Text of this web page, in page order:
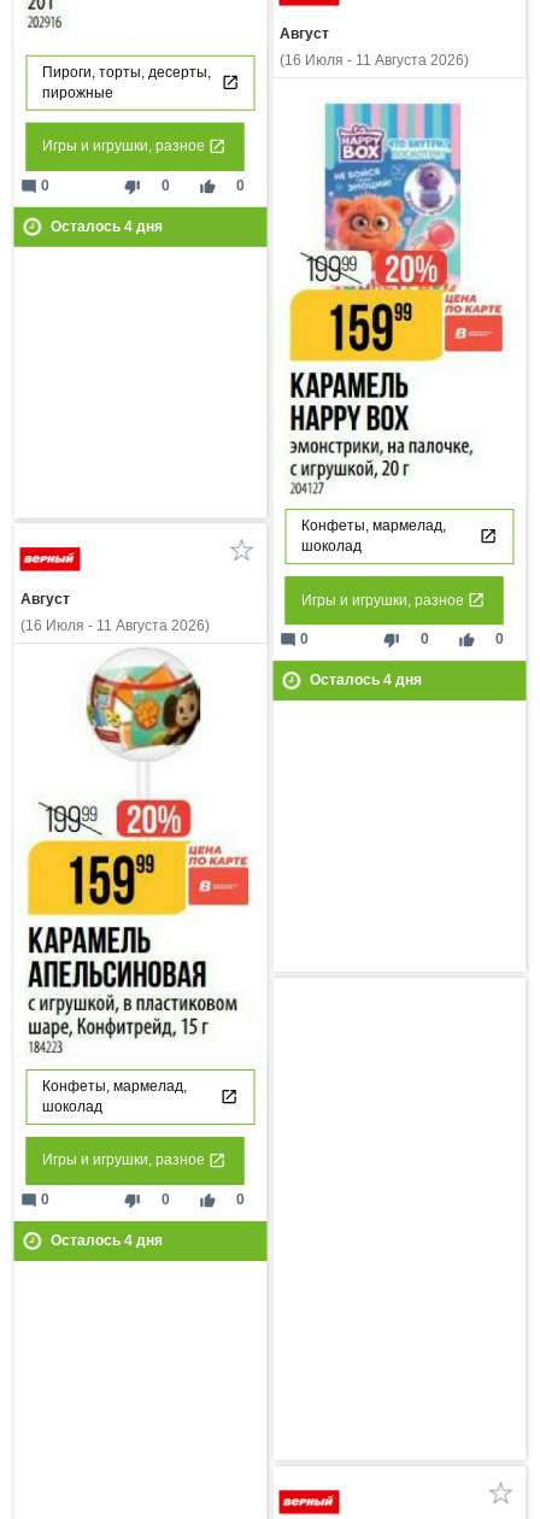
Пироги, торты, десерты,
пирожные
Игры и игрушки, разное
thumb_down 0 thumb_up 0
mode_comment 0
Осталось 4дня
Август
(16 Июля - 11 Августа 2026)
Конфеты, мармелад,
шоколад
Игры и игрушки, разное
thumb_down 0 thumb_up 0
mode_comment 0
Осталось 4дня
Август
(16 Июля - 11 Августа 2026)
Конфеты, мармелад,
шоколад
Игры и игрушки, разное
thumb_down 0 thumb_up 0
mode_comment 0
Осталось 4дня